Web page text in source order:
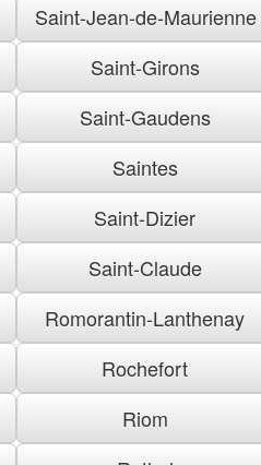
Saint-Jean-de-Maurienne
Saint-Girons
Saint-Gaudens
Saintes
Saint-Dizier
Saint-Claude
Romorantin-Lanthenay
Rochefort
Riom